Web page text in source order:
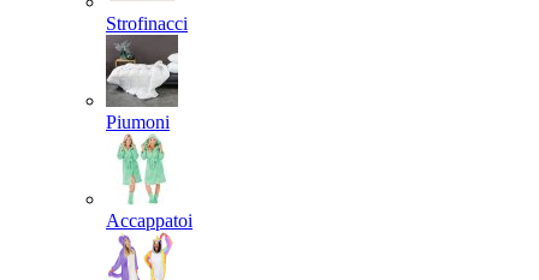
Strofinacci
Piumoni
Accappatoi